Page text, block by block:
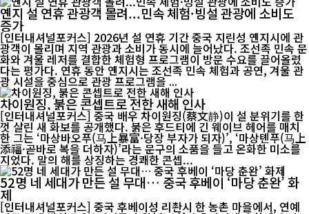
옌지 설 연휴 관광객 몰려...민속 체험·빙설 관광에 소비도
증가
[인터내셔널포커스] 2026년 설 연휴 기간 중국 지린성 옌지시에 관
광객이 몰리며 지역 관광과 소비가 동시에 늘어났다. 조선족 민속 문
화와 겨울 레저를 결합한 체험형 프로그램이 방문 수요를 끌어올렸
다는 평가다. 연휴 동안 옌지시는 조선족 민속 체험과 공연, 겨울 관
광 시설을 중심으로 관광 프로그램을 ...
차이원징, 붉은 콘셉트로 전한 새해 인사
[인터내셔널포커스] 중국 배우 차이원징(蔡文静)이 설 분위기를 한
껏 살린 새 화보를 공개했다. 붉은 후드티에 긴 웨이브 헤어를 매치
한 그는 ‘마상바오푸(马上暴富·당장 부자가 되자)’, ‘마상톈푸(马上
添福·곧바로 복을 더하자)’라는 문구의 소품을 들고 온화한 미소를
지었다. 말의 해를 상징하는 경쾌한 콘셉...
52명 네 세대가 만든 설 무대… 중국 후베이 ‘마당 춘완’ 화
제
[인터내셔널포커스] 중국 후베이성 리촨시 한 농촌 마을에서, 연예